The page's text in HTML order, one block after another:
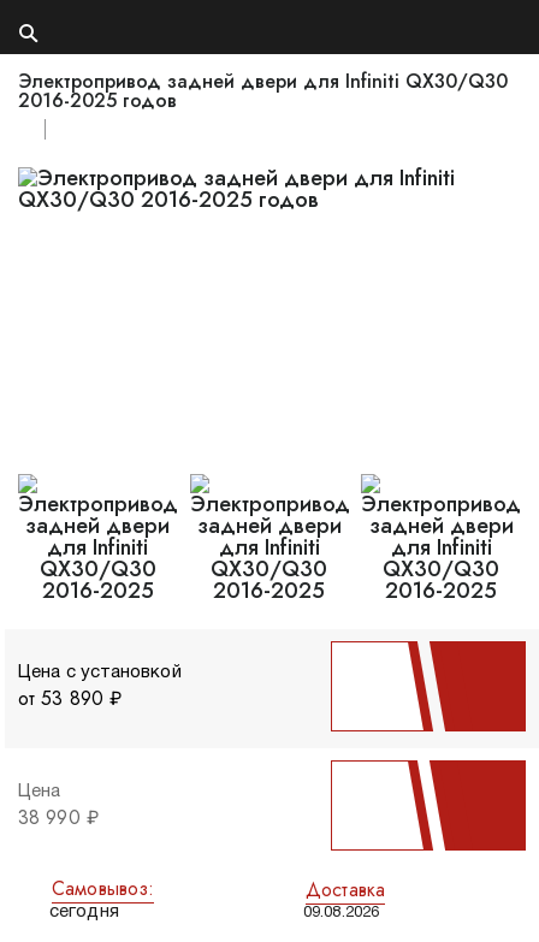
Электропривод задней двери для Infiniti QX30/Q30
2016-2025 годов
Цена с установкой
от 53 890 ₽
Цена
38 990 ₽
Самовывоз:
сегодня
Доставка
09.08.2026